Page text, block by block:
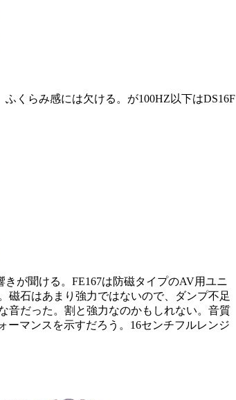
くらみ感には欠ける。が100HZ以下はDS16F
が聞ける。FE167は防磁タイプのAV用ユニ
磁石はあまり強力ではないので、ダンプ不足
音だった。割と強力なのかもしれない。音質
ーマンスを示すだろう。16センチフルレンジ